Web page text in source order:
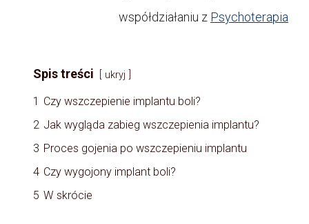
współdziałaniu z Psychoterapia
Spis treści ukryj
1 Czy wszczepienie implantu boli?
2 Jak wygląda zabieg wszczepienia implantu?
3 Proces gojenia po wszczepieniu implantu
4 Czy wygojony implant boli?
5 W skrócie